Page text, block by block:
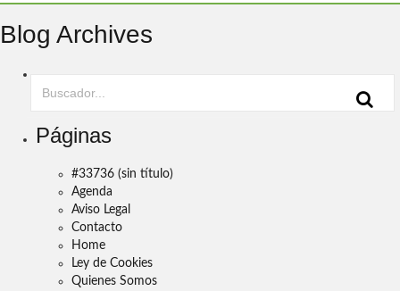
Blog Archives
Páginas
#33736 (sin título)
Agenda
Aviso Legal
Contacto
Home
Ley de Cookies
Quienes Somos